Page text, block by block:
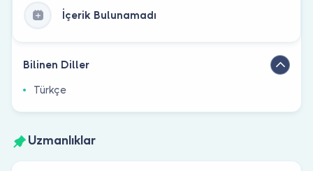
İçerik Bulunamadı
Bilinen Diller
Türkçe
Uzmanlıklar